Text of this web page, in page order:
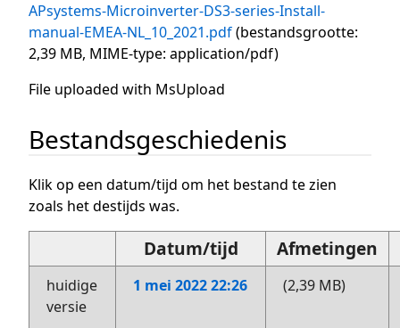
APsystems-Microinverter-DS3-series-Install-
manual-EMEA-NL_10_2021.pdf(bestandsgrootte:
2,39 MB, MIME-type: application/pdf)
File uploaded with MsUpload
Bestandsgeschiedenis
Klik op een datum/tijd om het bestand te zien
zoals het destijds was.
Datum/tijd Afmetingen
huidige
versie
1 mei 2022 22:26 (2,39 MB)